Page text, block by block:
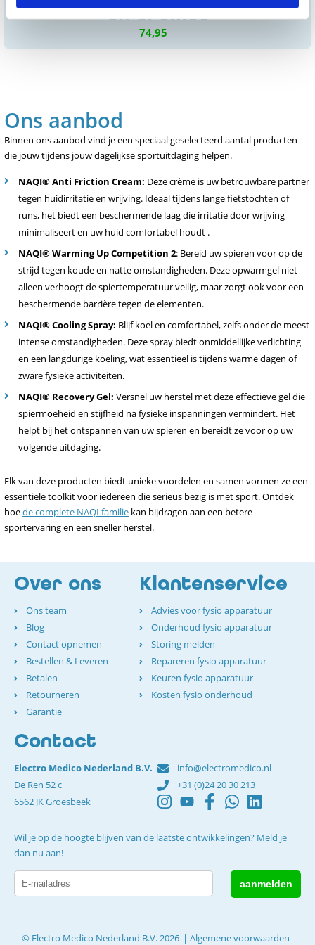
en crèmes
74,95
Ons aanbod
Binnen ons aanbod vind je een speciaal geselecteerd aantal producten
die jouw tijdens jouw dagelijkse sportuitdaging helpen.
NAQI® Anti Friction Cream: Deze crème is uw betrouwbare partner
tegen huidirritatie en wrijving. Ideaal tijdens lange fietstochten of
runs, het biedt een beschermende laag die irritatie door wrijving
minimaliseert en uw huid comfortabel houdt .
NAQI® Warming Up Competition 2: Bereid uw spieren voor op de
strijd tegen koude en natte omstandigheden. Deze opwarmgel niet
alleen verhoogt de spiertemperatuur veilig, maar zorgt ook voor een
beschermende barrière tegen de elementen.
NAQI® Cooling Spray: Blijf koel en comfortabel, zelfs onder de meest
intense omstandigheden. Deze spray biedt onmiddellijke verlichting
en een langdurige koeling, wat essentieel is tijdens warme dagen of
zware fysieke activiteiten.
NAQI® Recovery Gel: Versnel uw herstel met deze effectieve gel die
spiermoeheid en stijfheid na fysieke inspanningen vermindert. Het
helpt bij het ontspannen van uw spieren en bereidt ze voor op uw
volgende uitdaging.
Elk van deze producten biedt unieke voordelen en samen vormen ze een
essentiële toolkit voor iedereen die serieus bezig is met sport. Ontdek
hoede complete NAQI familie kan bijdragen aan een betere
sportervaring en een sneller herstel.
Over ons
Ons team
Blog
Contact opnemen
Bestellen & Leveren
Betalen
Retourneren
Garantie
Klantenservice
Advies voor fysio apparatuur
Onderhoud fysio apparatuur
Storing melden
Repareren fysio apparatuur
Keuren fysio apparatuur
Kosten fysio onderhoud
Contact
Electro Medico Nederland B.V.
De Ren 52 c
6562 JK Groesbeek
info@electromedico.nl
+31 (0)24 20 30 213
Wil je op de hoogte blijven van de laatste ontwikkelingen? Meld je
dan nu aan!
© Electro Medico Nederland B.V. 2026 Algemene voorwaarden